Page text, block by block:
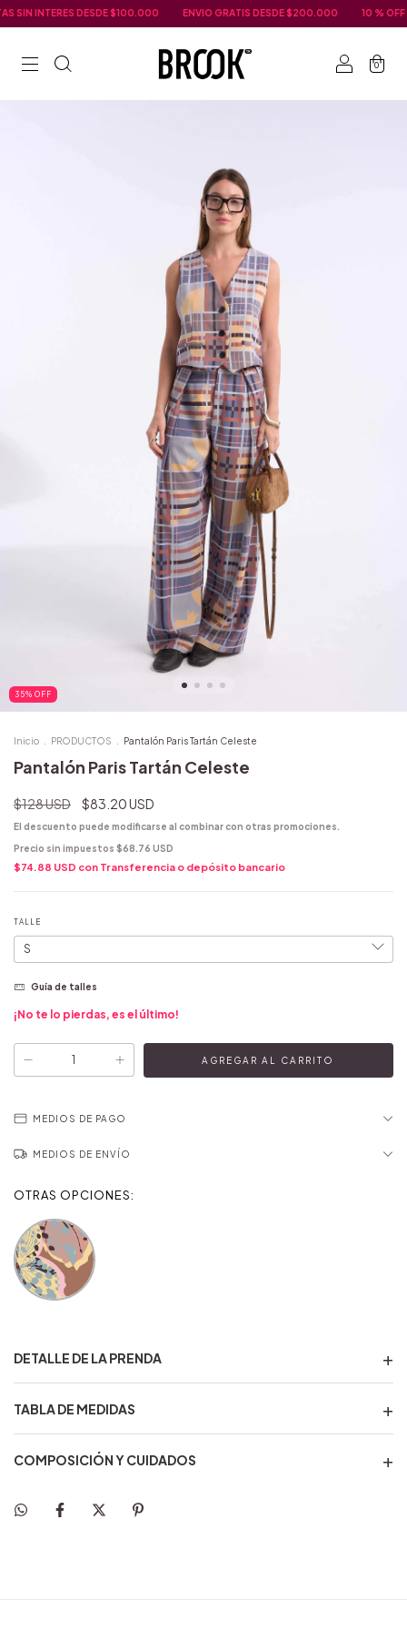
DESDE $100.000 ENVIO GRATIS DESDE $200.000 10 % OFF
0
35% OFF
Inicio PRODUCTOS Pantalón Paris Tartán Celeste
Pantalón Paris Tartán Celeste
$128 USD $83.20 USD
El descuento puede modificarse al combinar con otras promociones.
Precio sin impuestos $68.76 USD
$74.88 USD con Transferencia o depósito bancario
TALLE
Guía de talles
¡No te lo pierdas, es el último!
MEDIOS DE PAGO
MEDIOS DE ENVÍO
OTRAS OPCIONES:
DETALLE DE LA PRENDA
TABLA DE MEDIDAS
COMPOSICIÓN Y CUIDADOS